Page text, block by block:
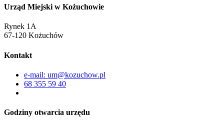
Urząd Miejski w Kożuchowie
Rynek 1A
67-120 Kożuchów
Kontakt
e-mail: um@kozuchow.pl
68 355 59 40
Godziny otwarcia urzędu